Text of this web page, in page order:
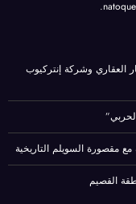
العقاري وشركة إنتركيوب
مقصورة السويلم التاريخية
القصيم